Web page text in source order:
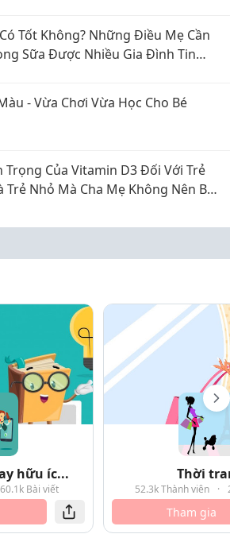
Tốt Không? Những Điều Mẹ Cần
Sữa Được Nhiều Gia Đình Tin
- Vừa Chơi Vừa Học Cho Bé
Trọng Của Vitamin D3 Đối Với Trẻ
Trẻ Nhỏ Mà Cha Mẹ Không Nên Bỏ
hữu íc...
60.1k Bài viết
Thời
52.3k Thành viên ·
Tham gia